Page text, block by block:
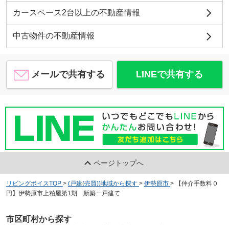
カースペース2台以上の不動産情報
中古物件の不動産情報
メールで共有する LINEで共有する
ページトップへ
リビングボイスTOP > (戸建(売買))地域から探す > 伊勢原市 >
【仲介手数料０
円】伊勢原市上粕屋第1期 新築一戸建て
市区町村から探す